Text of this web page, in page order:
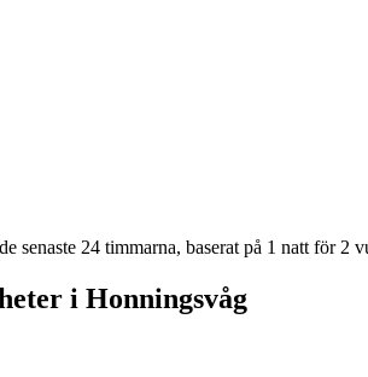
senaste 24 timmarna, baserat på 1 natt för
i Honningsvåg